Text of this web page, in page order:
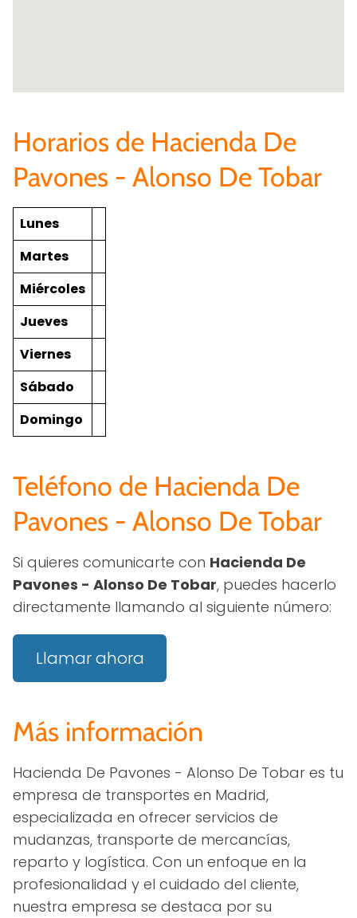
Horarios de Hacienda De
Pavones - Alonso De Tobar
Lunes
Martes
Miércoles
Jueves
Viernes
Sábado
Domingo
Teléfono de Hacienda De
Pavones - Alonso De Tobar
Si quieres comunicarte con Hacienda De
Pavones - Alonso De Tobar, puedes hacerlo
directamente llamando al siguiente número:
Llamar ahora
Más información
Hacienda De Pavones - Alonso De Tobar es tu
empresa de transportes en Madrid,
especializada en ofrecer servicios de
mudanzas, transporte de mercancías,
reparto y logística. Con un enfoque en la
profesionalidad y el cuidado del cliente,
nuestra empresa se destaca por su